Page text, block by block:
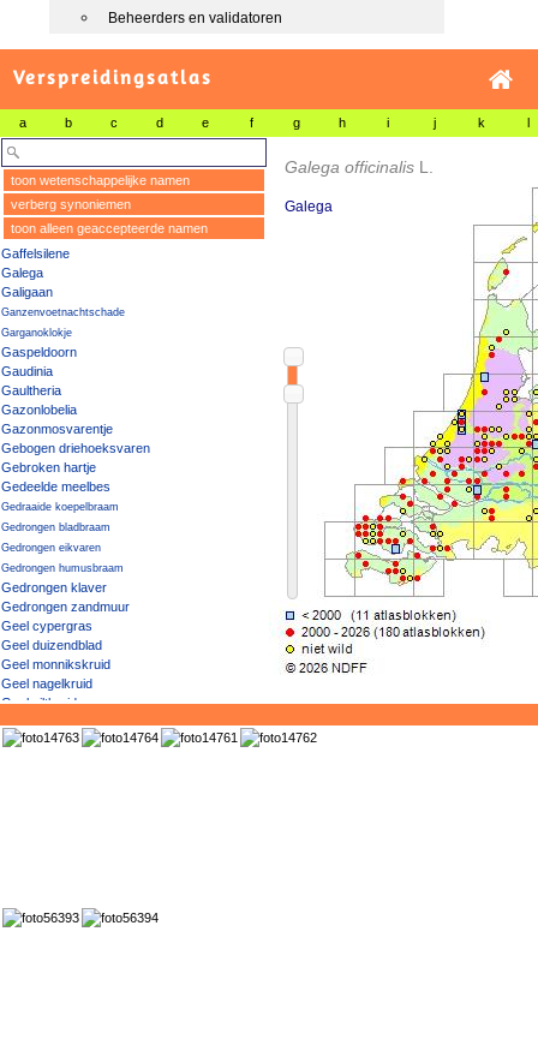
Beheerders en validatoren
Verspreidingsatlas
a b c d e f g h i j k l
toon wetenschappelijke namen
verberg synoniemen
toon alleen geaccepteerde namen
Gaffelsilene
Galega
Galigaan
Ganzenvoetnachtschade
Garganoklokje
Gaspeldoorn
Gaudinia
Gaultheria
Gazonlobelia
Gazonmosvarentje
Gebogen driehoeksvaren
Gebroken hartje
Gedeelde meelbes
Gedraaide koepelbraam
Gedrongen bladbraam
Gedrongen eikvaren
Gedrongen humusbraam
Gedrongen klaver
Gedrongen zandmuur
Geel cypergras
Geel duizendblad
Geel monnikskruid
Geel nagelkruid
Geel viltkruid
Geel vogelpootje
Geelgroene zegge × Gele zegge
Galega officinalis L.
Galega